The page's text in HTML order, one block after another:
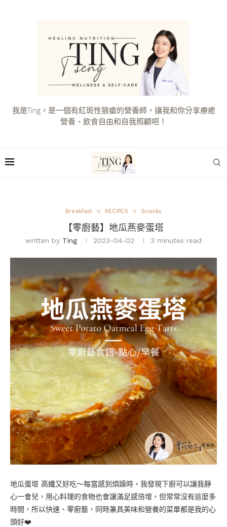
我是Ting，是一個有紅斑性狼瘡的營養師，讓我和你分享療癒
營養、飲食自由和自我照顧吧！
Breakfast RECIPES Snacks
【零廚藝】地瓜燕麥蛋塔
written by Ting 2023-04-02 3 minutes read
地瓜蛋塔 高纖又好吃～每當感到煩躁時，我發現下廚可以讓我靜
心一會兒，用心料理的食物也會讓滿足感倍增，但常常沒有這麼多
時間，所以快速、零廚藝，同時兼具美味和營養的菜單都是我的心
頭好❤️